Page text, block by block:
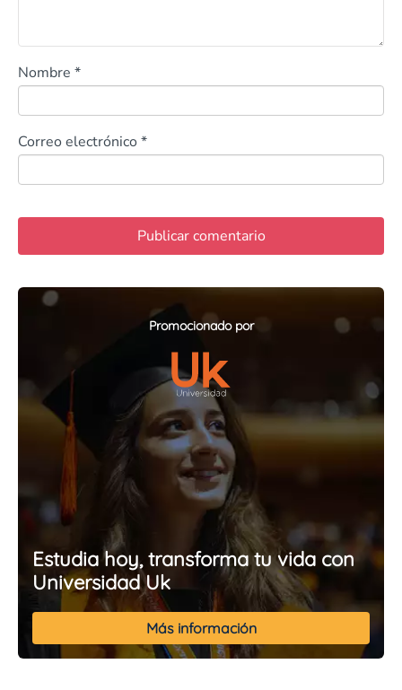
Promocionado por
Estudia hoy, transforma tu vida con
Universidad Uk
Más información
Nombre *
Correo electrónico *